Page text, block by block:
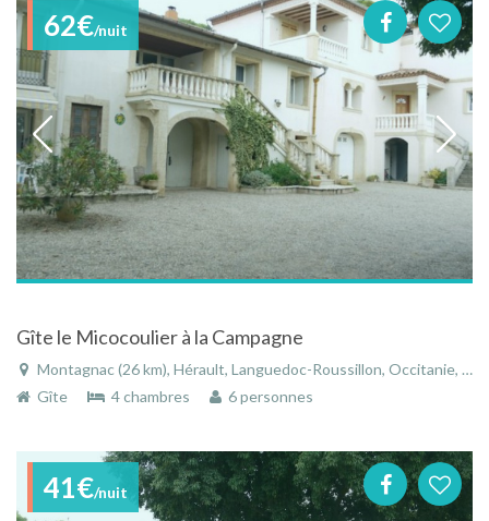
62€/nuit
Gîte le Micocoulier à la Campagne
Montagnac (26 km), Hérault, Languedoc-Roussillon, Occitanie, France
Gîte
4 chambres 6 personnes
41€/nuit